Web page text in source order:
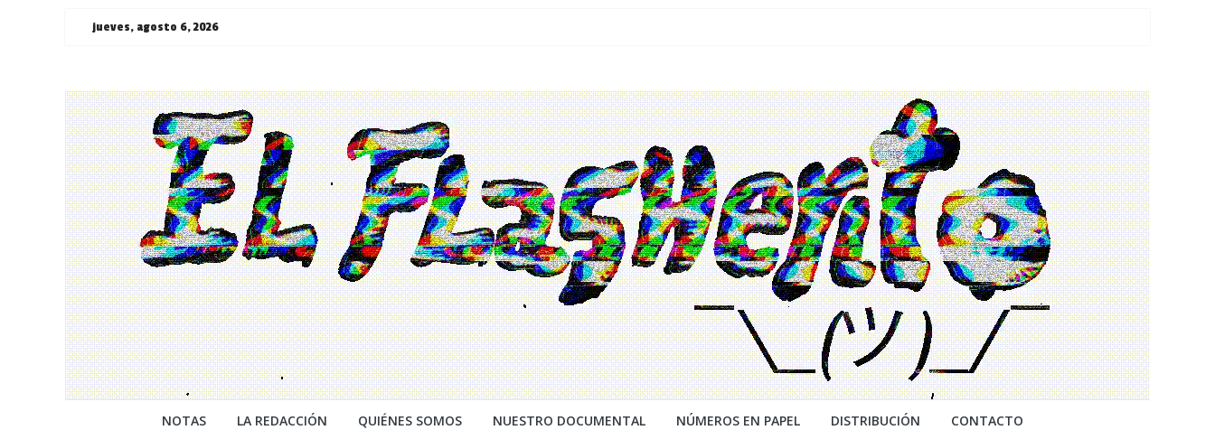
Saltarjueves, agosto 6, 2026
¯\_(ツ)_/
¯
NOTAS LA REDACCIÓN QUIÉNES SOMOS NUESTRO DOCUMENTAL NÚMEROS EN PAPEL DISTRIBUCIÓN CONTACTO